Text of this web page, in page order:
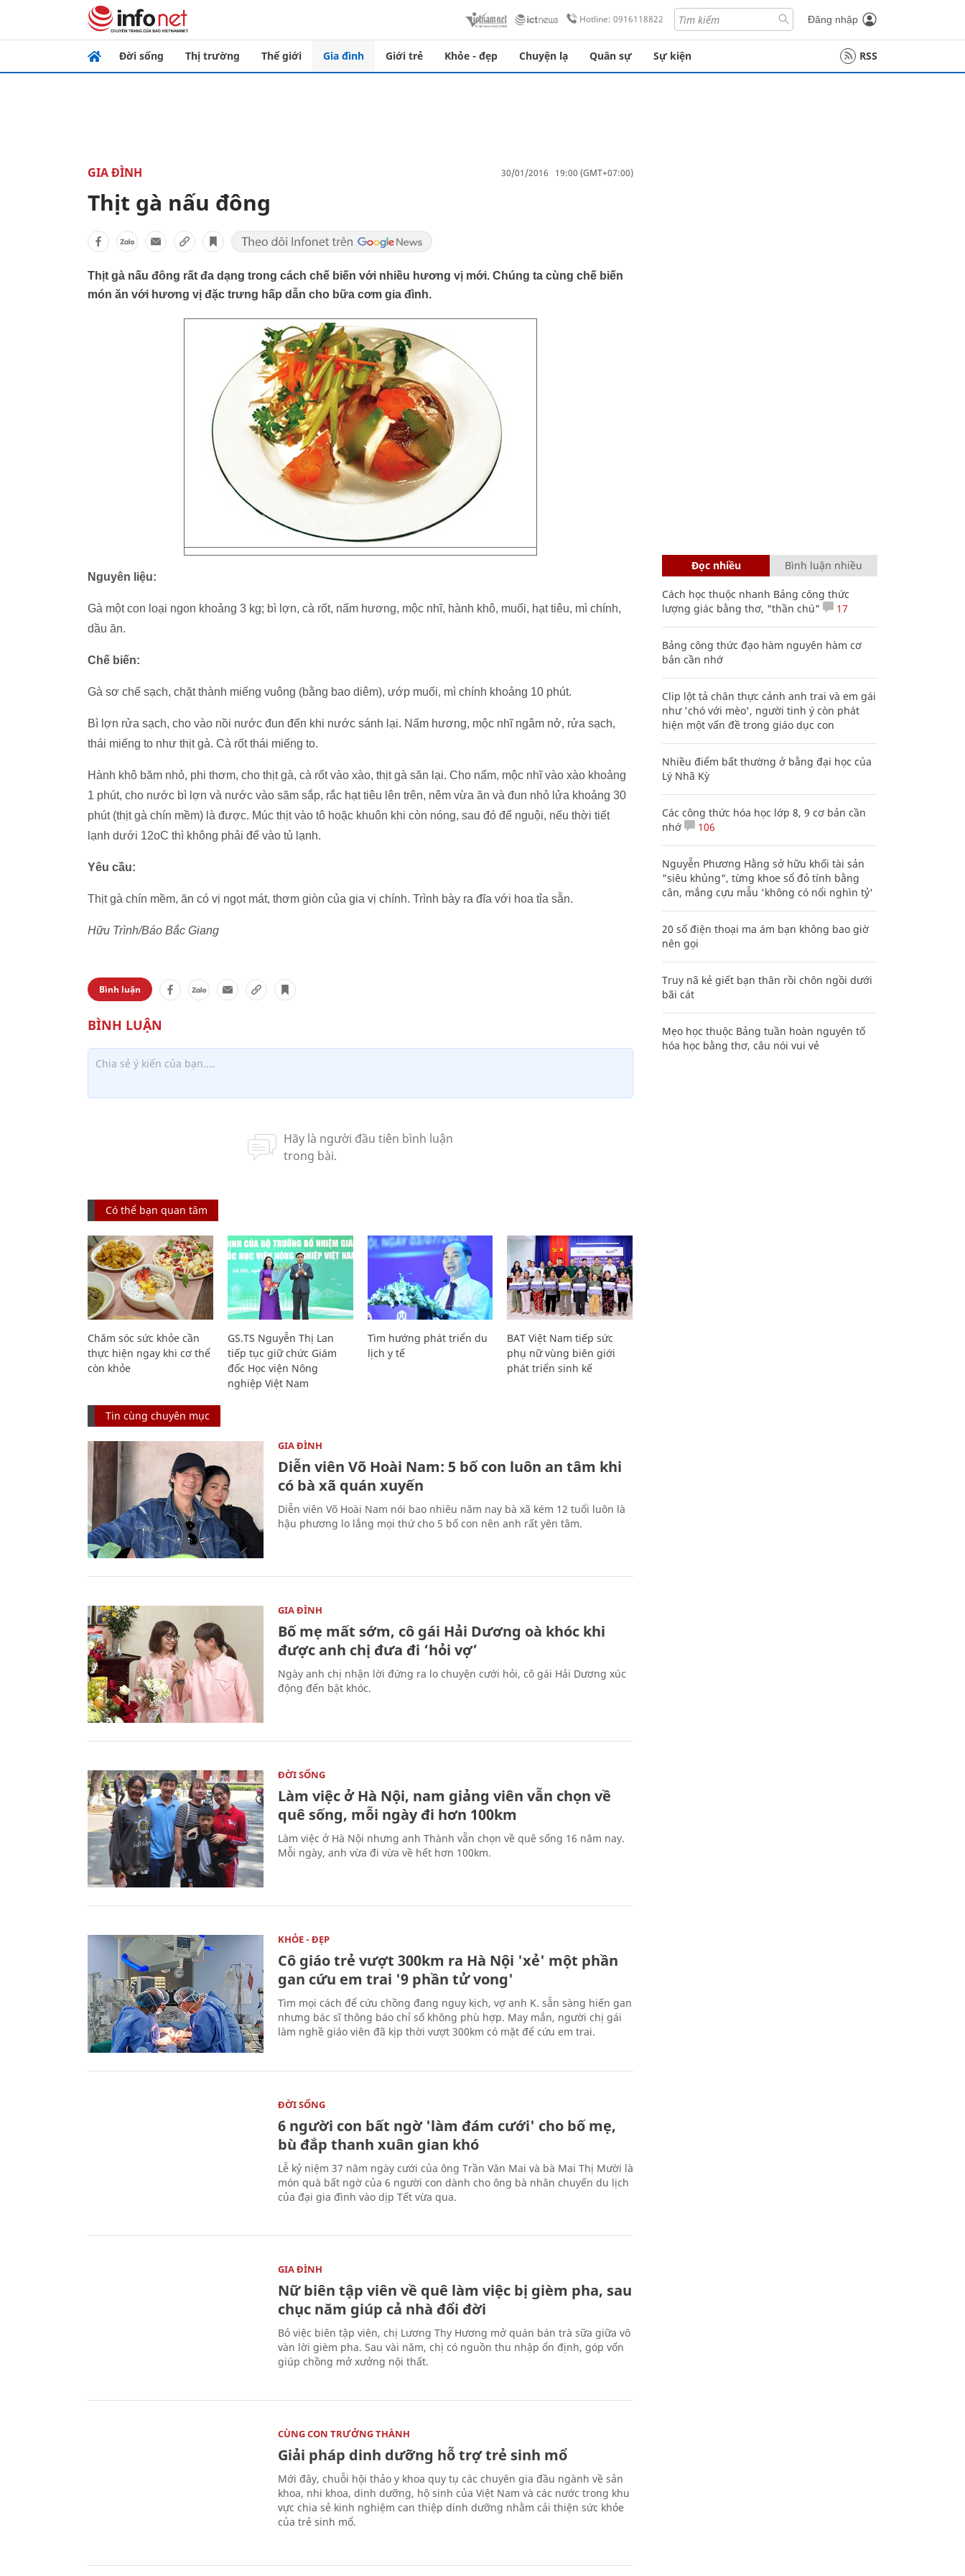
Hotline: 0916118822 Đăng nhập
Đời sống Thị trường Thế giới Gia đình Giới trẻ Khỏe - đẹp Chuyện lạ Quân sự Sự kiện RSS
GIA ĐÌNH 30/01/2016 19:00 (GMT+07:00)
Thịt gà nấu đông
Thịt gà nấu đông rất đa dạng trong cách chế biến với nhiều hương vị mới. Chúng ta cùng chế biến
món ăn với hương vị đặc trưng hấp dẫn cho bữa cơm gia đình.
Nguyên liệu:
Gà một con loại ngon khoảng 3 kg; bì lợn, cà rốt, nấm hương, mộc nhĩ, hành khô, muối, hạt tiêu, mì chính,
dầu ăn.
Chế biến:
Gà sơ chế sạch, chặt thành miếng vuông (bằng bao diêm), ướp muối, mì chính khoảng 10 phút.
Bì lợn rửa sạch, cho vào nồi nước đun đến khi nước sánh lại. Nấm hương, mộc nhĩ ngâm nở, rửa sạch,
thái miếng to như thịt gà. Cà rốt thái miếng to.
Hành khô băm nhỏ, phi thơm, cho thịt gà, cà rốt vào xào, thịt gà săn lại. Cho nấm, mộc nhĩ vào xào khoảng
1 phút, cho nước bì lợn và nước vào săm sắp, rắc hạt tiêu lên trên, nêm vừa ăn và đun nhỏ lửa khoảng 30
phút (thịt gà chín mềm) là được. Múc thịt vào tô hoặc khuôn khi còn nóng, sau đó để nguội, nếu thời tiết
lạnh dưới 12oC thì không phải để vào tủ lạnh.
Yêu cầu:
Thịt gà chín mềm, ăn có vị ngọt mát, thơm giòn của gia vị chính. Trình bày ra đĩa với hoa tỉa sẵn.
Hữu Trình/Báo Bắc Giang
Bình luận
Có thể bạn quan tâm
Chăm sóc sức khỏe cần
thực hiện ngay khi cơ thể
còn khỏe
GS.TS Nguyễn Thị Lan
tiếp tục giữ chức Giám
đốc Học viện Nông
nghiệp Việt Nam
Tìm hướng phát triển du
lịch y tế
BAT Việt Nam tiếp sức
phụ nữ vùng biên giới
phát triển sinh kế
Tin cùng chuyên mục
GIA ĐÌNH
Diễn viên Võ Hoài Nam: 5 bố con luôn an tâm khi
có bà xã quán xuyến
Diễn viên Võ Hoài Nam nói bao nhiêu năm nay bà xã kém 12 tuổi luôn là
hậu phương lo lắng mọi thứ cho 5 bố con nên anh rất yên tâm.
GIA ĐÌNH
Bố mẹ mất sớm, cô gái Hải Dương oà khóc khi
được anh chị đưa đi ‘hỏi vợ’
Ngày anh chị nhận lời đứng ra lo chuyện cưới hỏi, cô gái Hải Dương xúc
động đến bật khóc.
ĐỜI SỐNG
Làm việc ở Hà Nội, nam giảng viên vẫn chọn về
quê sống, mỗi ngày đi hơn 100km
Làm việc ở Hà Nội nhưng anh Thành vẫn chọn về quê sống 16 năm nay.
Mỗi ngày, anh vừa đi vừa về hết hơn 100km.
KHỎE - ĐẸP
Cô giáo trẻ vượt 300km ra Hà Nội 'xẻ' một phần
gan cứu em trai '9 phần tử vong'
Tìm mọi cách để cứu chồng đang nguy kịch, vợ anh K. sẵn sàng hiến gan
nhưng bác sĩ thông báo chỉ số không phù hợp. May mắn, người chị gái
làm nghề giáo viên đã kịp thời vượt 300km có mặt để cứu em trai.
ĐỜI SỐNG
6 người con bất ngờ 'làm đám cưới' cho bố mẹ,
bù đắp thanh xuân gian khó
Lễ kỷ niệm 37 năm ngày cưới của ông Trần Văn Mai và bà Mai Thị Mười là
món quà bất ngờ của 6 người con dành cho ông bà nhân chuyến du lịch
của đại gia đình vào dịp Tết vừa qua.
GIA ĐÌNH
Nữ biên tập viên về quê làm việc bị gièm pha, sau
chục năm giúp cả nhà đổi đời
Bỏ việc biên tập viên, chị Lương Thy Hương mở quán bán trà sữa giữa vô
vàn lời gièm pha. Sau vài năm, chị có nguồn thu nhập ổn định, góp vốn
giúp chồng mở xưởng nội thất.
CÙNG CON TRƯỞNG THÀNH
Giải pháp dinh dưỡng hỗ trợ trẻ sinh mổ
Mới đây, chuỗi hội thảo y khoa quy tụ các chuyên gia đầu ngành về sản
khoa, nhi khoa, dinh dưỡng, hộ sinh của Việt Nam và các nước trong khu
vực chia sẻ kinh nghiệm can thiệp dinh dưỡng nhằm cải thiện sức khỏe
của trẻ sinh mổ.
Đọc nhiều Bình luận nhiều
Cách học thuộc nhanh Bảng công thức
lượng giác bằng thơ, "thần chú"
17
Bảng công thức đạo hàm nguyên hàm cơ
bản cần nhớ
Clip lột tả chân thực cảnh anh trai và em gái
như 'chó với mèo', người tinh ý còn phát
hiện một vấn đề trong giáo dục con
Nhiều điểm bất thường ở bằng đại học của
Lý Nhã Kỳ
Các công thức hóa học lớp 8, 9 cơ bản cần
nhớ
106
Nguyễn Phương Hằng sở hữu khối tài sản
"siêu khủng", từng khoe sổ đỏ tính bằng
cân, mắng cựu mẫu 'không có nổi nghìn tỷ'
20 số điện thoại ma ám bạn không bao giờ
nên gọi
Truy nã kẻ giết bạn thân rồi chôn ngồi dưới
bãi cát
Mẹo học thuộc Bảng tuần hoàn nguyên tố
hóa học bằng thơ, câu nói vui vẻ